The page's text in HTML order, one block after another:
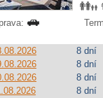
8 dní
8 dní
8 dní
8 dní